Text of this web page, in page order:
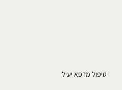
טיפול מרפא יעיל